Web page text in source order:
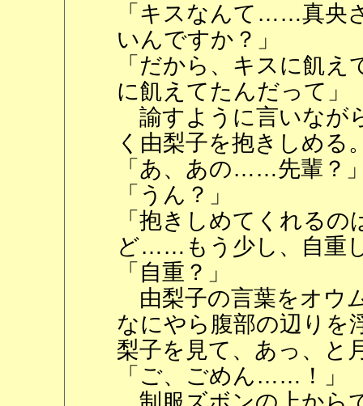
「キスなんて……真央
いんですか？」
「だから、キスに飢
に飢えてたんだって」
諭すように言いなが
く由梨子を抱きしめる
「あ、あの……先輩？
「うん？」
「抱きしめてくれる
ど……もう少し、自重
「自重？」
由梨子の言葉をオウ
なにやら腹部の辺りを
梨子を見て、あっ、と
「ご、ごめん……！」